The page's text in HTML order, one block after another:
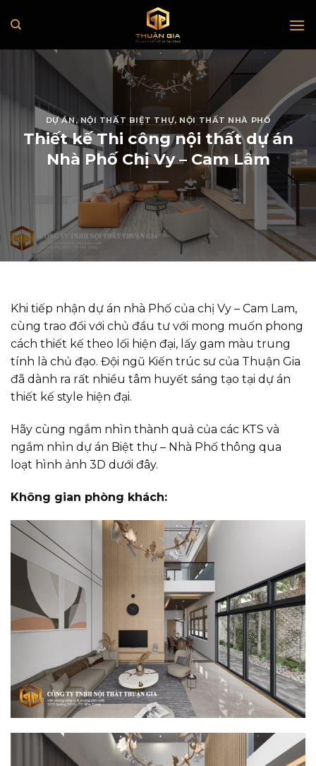
to
DỰ ÁN, NỘI THẤT BIỆT THỰ, NỘI THẤT NHÀ PHỐ
Thiết kế Thi công nội thất dự án
Nhà Phố Chị Vy – Cam Lâm
Khi tiếp nhận dự án nhà Phố của chị Vy – Cam Lam,
cùng trao đổi với chủ đầu tư với mong muốn phong
cách thiết kế theo lối hiện đại, lấy gam màu trung
tính là chủ đạo. Đội ngũ Kiến trúc sư của Thuận Gia
đã dành ra rất nhiều tâm huyết sáng tạo tại dự án
thiết kế style hiện đại.
Hãy cùng ngắm nhìn thành quả của các KTS và
ngắm nhìn dự án Biệt thự – Nhà Phố thông qua
loạt hình ảnh 3D dưới đây.
Không gian phòng khách: